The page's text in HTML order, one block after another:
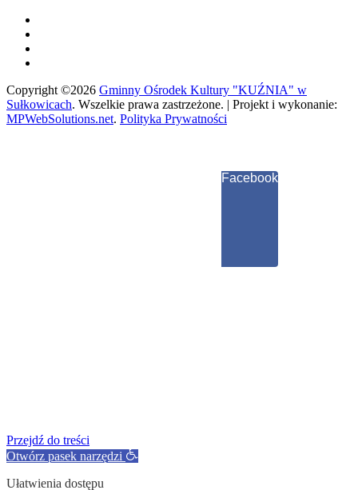
Copyright ©2026 Gminny Ośrodek Kultury "KUŹNIA" w
Sułkowicach. Wszelkie prawa zastrzeżone. | Projekt i wykonanie:
MPWebSolutions.net. Polityka Prywatności
Facebook
Przejdź do treści
Otwórz pasek narzędzi
Ułatwienia dostępu